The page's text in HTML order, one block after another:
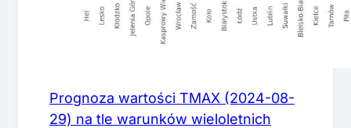
Prognoza wartości TMAX (2024-08-
29) na tle warunków wieloletnich